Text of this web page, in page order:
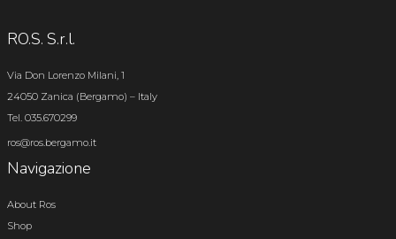
RO.S. S.r.l.
Via Don Lorenzo Milani, 1
24050 Zanica (Bergamo) – Italy
Tel. 035.670299
ros@ros.bergamo.it
Navigazione
About Ros
Shop